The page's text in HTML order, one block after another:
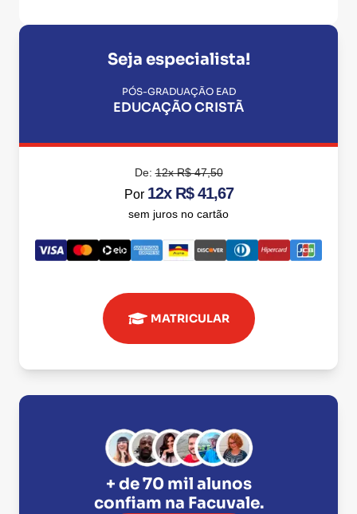
Seja especialista!
PÓS-GRADUAÇÃO EAD
EDUCAÇÃO CRISTÃ
De:12x R$ 47,50
Por 12x R$ 41,67
sem juros no cartão
MATRICULAR
+ de 70 mil alunos
confiam na Facuvale.